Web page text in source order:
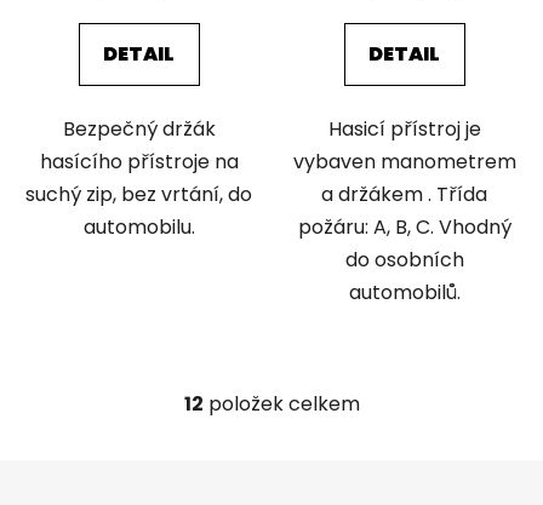
DETAIL
Bezpečný držák
hasícího přístroje na
suchý zip, bez vrtání, do
automobilu.
DETAIL
Hasicí přístroj je
vybaven manometrem
a držákem . Třída
požáru: A, B, C. Vhodný
do osobních
automobilů.
O
12 položek celkem